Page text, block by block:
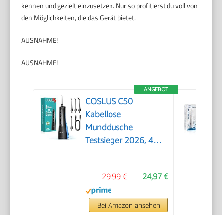
kennen und gezielt einzusetzen. Nur so profitierst du voll von
den Möglichkeiten, die das Gerät bietet.
AUSNAHME!
AUSNAHME!
ANGEBOT
COSLUS C50
Kabellose
Munddusche
Testsieger 2026, 4
24,97 €
29,99 €
Bei Amazon ansehen